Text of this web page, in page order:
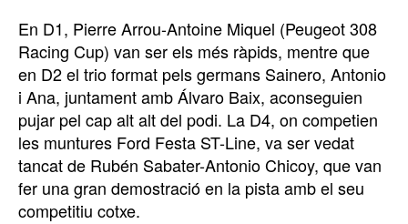
En D1, Pierre Arrou-Antoine Miquel (Peugeot 308
Racing Cup) van ser els més ràpids, mentre que
en D2 el trio format pels germans Sainero, Antonio
i Ana, juntament amb Álvaro Baix, aconseguien
pujar pel cap alt alt del podi. La D4, on competien
les muntures Ford Festa ST-Line, va ser vedat
tancat de Rubén Sabater-Antonio Chicoy, que van
fer una gran demostració en la pista amb el seu
competitiu cotxe.